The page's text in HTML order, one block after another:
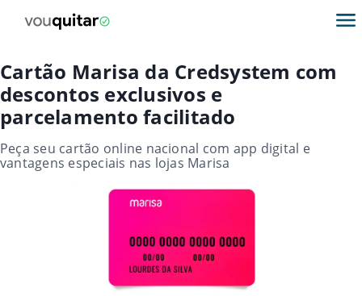
Cartão Marisa da Credsystem com
descontos exclusivos e
parcelamento facilitado
Peça seu cartão online nacional com app digital e
vantagens especiais nas lojas Marisa